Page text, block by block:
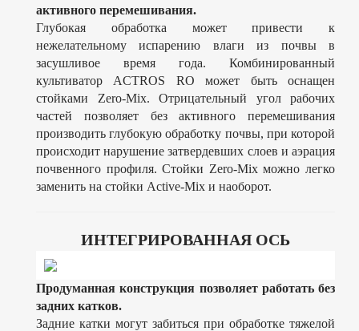
активного перемешивания.
Глубокая обработка может привести к
нежелательному испарению влаги из почвы в
засушливое время года. Комбинированный
культиватор ACTROS RO может быть оснащен
стойками Zero-Mix. Отрицательный угол рабочих
частей позволяет без активного перемешивания
производить глубокую обработку почвы, при которой
происходит нарушение затвердевших слоев и аэрация
почвенного профиля. Стойки Zero-Mix можно легко
заменить на стойки Active-Mix и наоборот.
ИНТЕГРИРОВАННАЯ ОСЬ
Продуманная конструкция позволяет работать без
задних катков.
Задние катки могут забиться при обработке тяжелой